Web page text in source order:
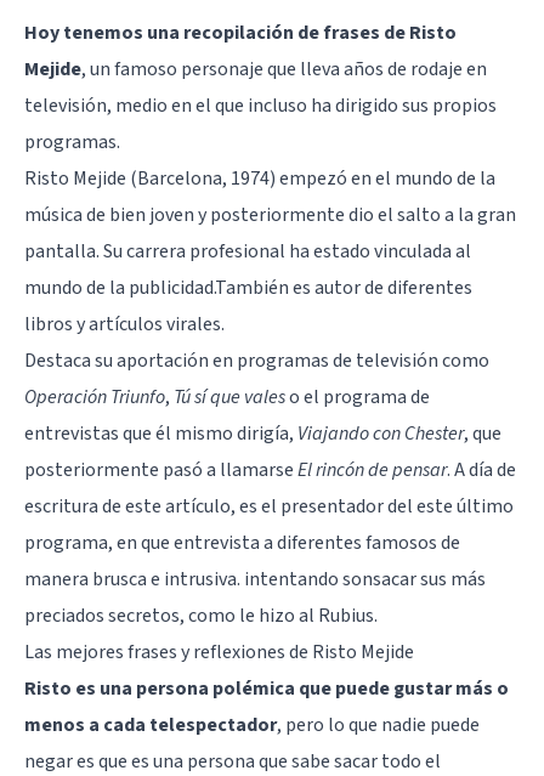
Hoy tenemos una recopilación de frases de Risto
Mejide, un famoso personaje que lleva años de rodaje en
televisión, medio en el que incluso ha dirigido sus propios
programas.
Risto Mejide (Barcelona, 1974) empezó en el mundo de la
música de bien joven y posteriormente dio el salto a la gran
pantalla. Su carrera profesional ha estado vinculada al
mundo de la publicidad.También es autor de diferentes
libros y artículos virales.
Destaca su aportación en programas de televisión como
Operación Triunfo, Tú sí que valeso el programa de
entrevistas que él mismo dirigía, Viajando con Chester, que
posteriormente pasó a llamarseEl rincón de pensar. A día de
escritura de este artículo, es el presentador del este último
programa, en que entrevista a diferentes famosos de
manera brusca e intrusiva. intentando sonsacar sus más
preciados secretos,como le hizo al Rubius.
Las mejores frases y reflexiones de Risto Mejide
Risto es una persona polémica que puede gustar más o
menos a cada telespectador, pero lo que nadie puede
negar es que es una persona que sabe sacar todo el